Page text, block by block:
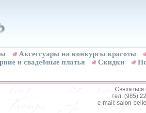
Аксессуары на конкурсы красоты
и свадебные платья Скидки
Связаться
тел: (985)
e-mail: salon-